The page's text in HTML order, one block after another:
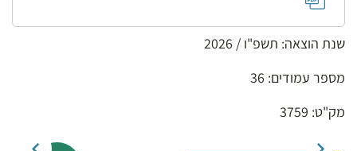
שנת הוצאה: תשפ"ו / 2026
מספר עמודים: 36
מק"ט: 3759